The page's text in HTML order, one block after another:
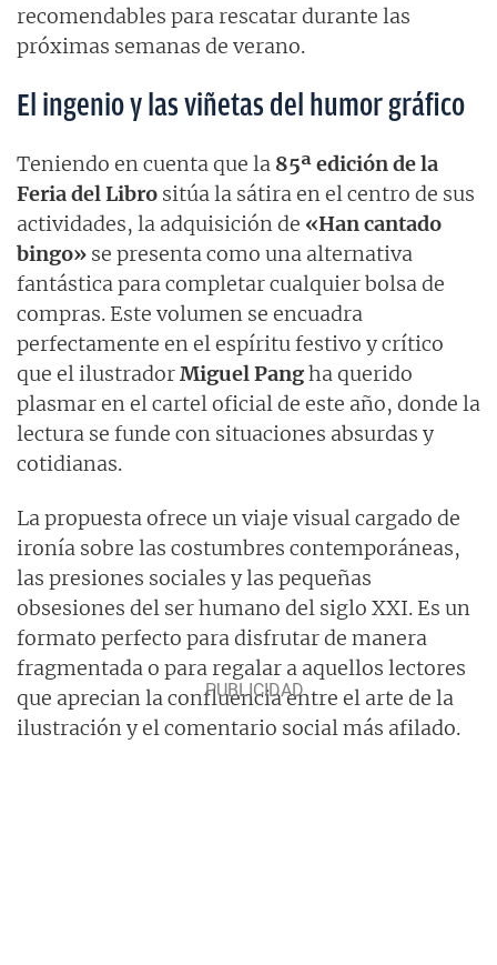
recomendables para rescatar durante las
próximas semanas de verano.
El ingenio y las viñetas del humor gráfico
Teniendo en cuenta que la 85ª edición de la
Feria del Libro sitúa la sátira en el centro de sus
actividades, la adquisición de «Han cantado
bingo» se presenta como una alternativa
fantástica para completar cualquier bolsa de
compras. Este volumen se encuadra
perfectamente en el espíritu festivo y crítico
que el ilustradorMiguel Pangha querido
plasmar en el cartel oficial de este año, donde la
lectura se funde con situaciones absurdas y
cotidianas.
La propuesta ofrece un viaje visual cargado de
ironía sobre las costumbres contemporáneas,
las presiones sociales y las pequeñas
obsesiones del ser humano del siglo XXI. Es un
formato perfecto para disfrutar de manera
fragmentada o para regalar a aquellos lectores
que aprecian la confluencia entre el arte de la
ilustración y el comentario social más afilado.